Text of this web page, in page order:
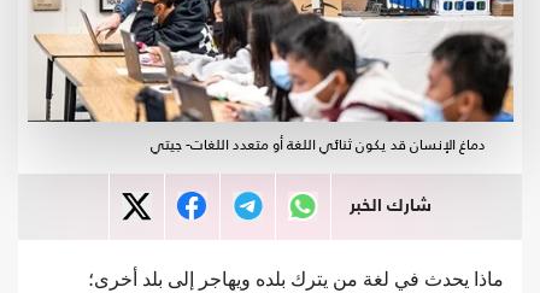
دماغ الإنسان قد يكون ثنائي اللغة أو متعدد اللغات- جيتي
شارك الخبر
ماذا يحدث في لغة من يترك بلده ويهاجر إلى بلد أخرى؛